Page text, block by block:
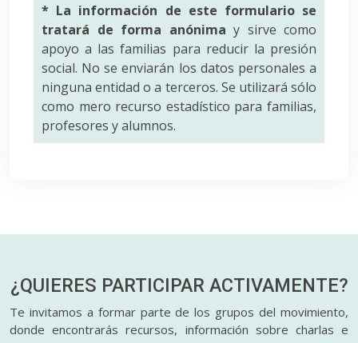
* La información de este formulario se
tratará de forma anónima y sirve como
apoyo a las familias para reducir la presión
social. No se enviarán los datos personales a
ninguna entidad o a terceros. Se utilizará sólo
como mero recurso estadístico para familias,
profesores y alumnos.
¿QUIERES PARTICIPAR ACTIVAMENTE?
Te invitamos a formar parte de los grupos del movimiento,
donde encontrarás recursos, información sobre charlas e